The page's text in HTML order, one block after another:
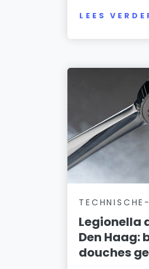
LEES
Legionella
Den Haag:
douches